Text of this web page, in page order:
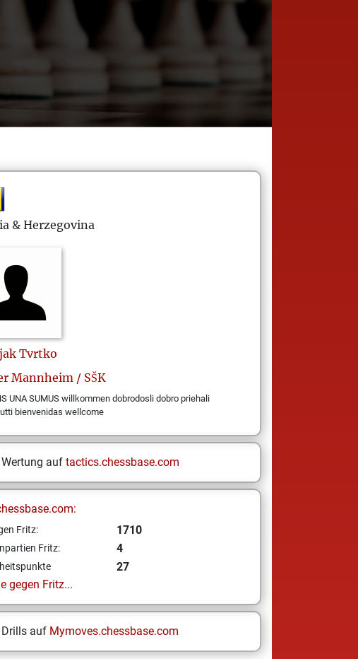
& Herzegovina
Tvrtko
Mannheim / SŠK
UNA SUMUS willkommen dobrodosli dobro priehali
bienvenidas wellcome
Wertung auf tactics.chessbase.com
Fritz: 1710
Fritz: 4
27
gegen Fritz...
Drills auf Mymoves.chessbase.com